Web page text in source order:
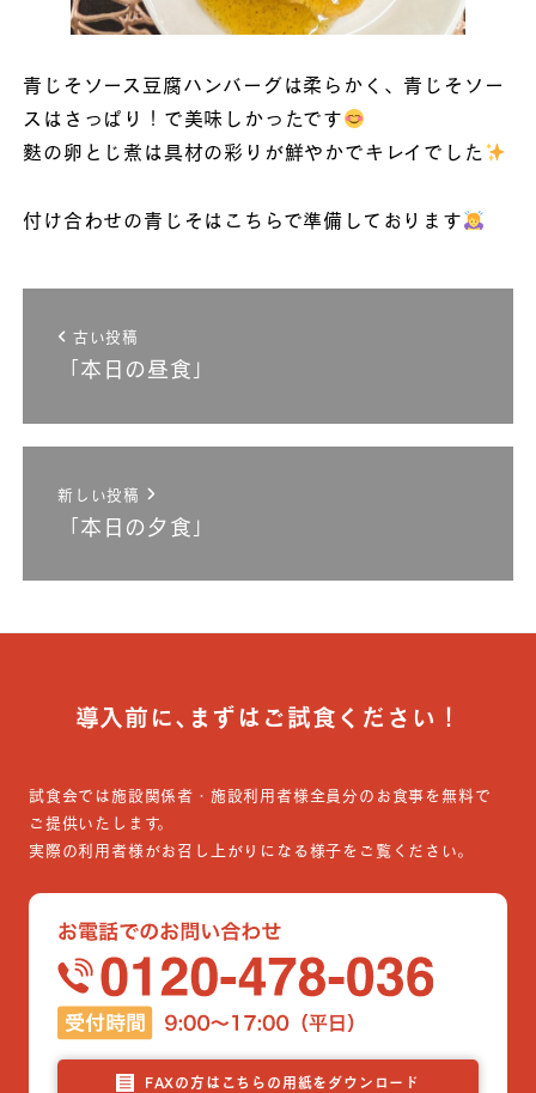
青じそソース豆腐ハンバーグは柔らかく、青じそソー
スはさっぱり！で美味しかったです
麩の卵とじ煮は具材の彩りが鮮やかでキレイでした
付け合わせの青じそはこちらで準備しております
古い投稿
「本日の昼食」
新しい投稿
「本日の夕食」
導入前に､まずはご試食ください！
試食会では施設関係者・施設利用者様全員分のお食事を無料で
ご提供いたします。
実際の利用者様がお召し上がりになる様子をご覧ください。
FAXの方はこちらの用紙をダウンロード